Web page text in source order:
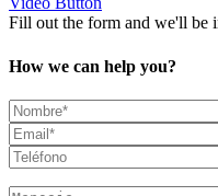
Fill out the form and we'll be
How we can help you?